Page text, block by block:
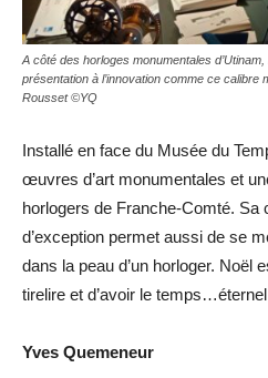
A côté des horloges monumentales
présentation à l’innovation comme ce calibre
Rousset ©YQ
Installé en face du Musée du
œuvres d’art monumentales et
horlogers de Franche-Comté. Sa
d’exception permet aussi de se
dans la peau d’un horloger. Noël
tirelire et d’avoir le
Yves Quemeneur